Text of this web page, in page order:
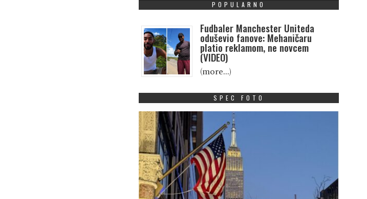
POPULARNO
Fudbaler Manchester Uniteda
oduševio fanove: Mehaničaru
platio reklamom, ne novcem
(VIDEO)
(more…)
SPEC FOTO